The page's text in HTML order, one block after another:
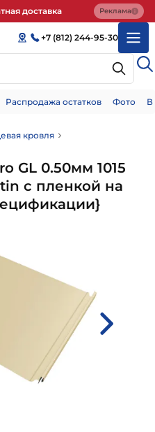
доставка Реклама
+7 (812) 244-95-30
Распродажа остатков Фото
кровля
GL 0.50мм 1015
с пленкой на